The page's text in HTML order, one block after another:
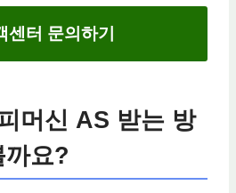
센터 문의하기
머신 AS 받는 방
까요?